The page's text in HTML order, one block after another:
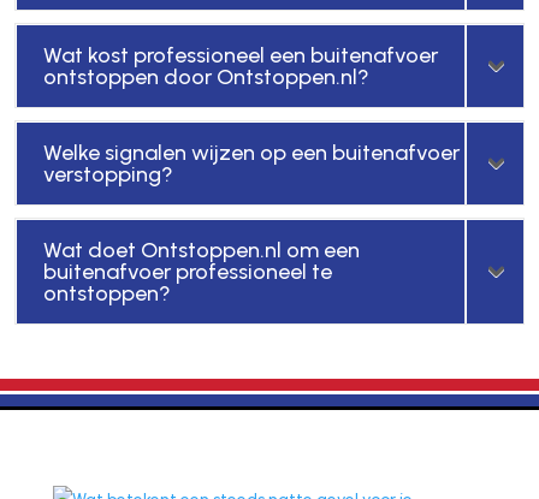
Wat kost professioneel een buitenafvoer
ontstoppen door Ontstoppen.nl?
Welke signalen wijzen op een buitenafvoer
verstopping?
Wat doet Ontstoppen.nl om een
buitenafvoer professioneel te
ontstoppen?